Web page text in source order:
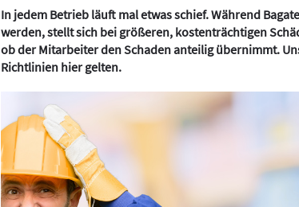
In jedem Betrieb läuft mal etwas schief. Während
werden, stellt sich bei größeren, kostenträchtigen
ob der Mitarbeiter den Schaden anteilig übernimmt.
Richtlinien hier gelten.